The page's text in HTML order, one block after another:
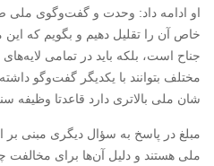
او ادامه داد: وحدت و گفت‌وگوی ملی
خاص آن را تقلیل دهیم و بگویم که
جناح است، بلکه باید در تمامی لایه‌های
مختلف بتوانند با یکدیگر گفت‌وگو
شان ملی بالاتری دارد قاعدتا وظیفه
مبلغ در پاسخ به سؤال دیگری مبنی
ملی هستند و دلیل آن‌ها برای